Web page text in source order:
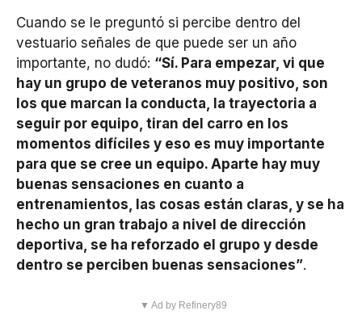
Cuando se le preguntó si percibe dentro del
vestuario señales de que puede ser un año
importante, no dudó: “Sí. Para empezar, vi que
hay un grupo de veteranos muy positivo, son
los que marcan la conducta, la trayectoria a
seguir por equipo, tiran del carro en los
momentos difíciles y eso es muy importante
para que se cree un equipo. Aparte hay muy
buenas sensaciones en cuanto a
entrenamientos, las cosas están claras, y se ha
hecho un gran trabajo a nivel de dirección
deportiva, se ha reforzado el grupo y desde
dentro se perciben buenas sensaciones”.
▼ Ad by Refinery89